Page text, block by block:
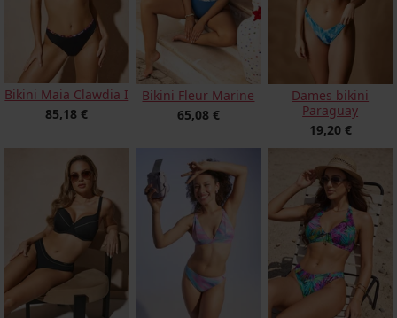
Bikini Maia Clawdia I
85,18 €
Bikini Fleur Marine
65,08 €
Dames bikini
Paraguay
19,20 €